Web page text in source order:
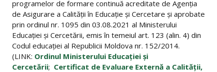
programelor de formare continuă acreditate de Agenția
de Asigurare a Calității în Educație și Cercetare și aprobate
prin ordinul nr. 1095 din 03.08.2021 al Ministerului
Educației și Cercetării, emis în temeiul art. 123 (alin. 4) din
Codul educației al Republicii Moldova nr. 152/2014.
(LINK: Ordinul Ministerului Educației și
Cercetării; Certificat de Evaluare Externă a Calității,